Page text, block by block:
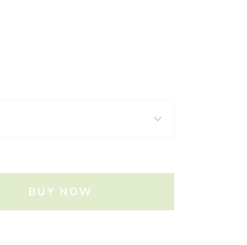
BUY NOW